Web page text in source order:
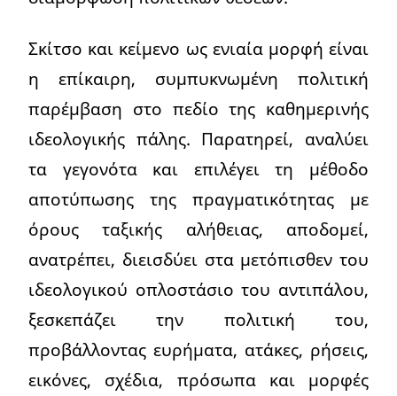
Σκίτσο και κείμενο ως ενιαία μορφή είναι
η επίκαιρη, συμπυκνωμένη πολιτική
παρέμβαση στο πεδίο της καθημερινής
ιδεολογικής πάλης. Παρατηρεί, αναλύει
τα γεγονότα και επιλέγει τη μέθοδο
αποτύπωσης της πραγματικότητας με
όρους ταξικής αλήθειας, αποδομεί,
ανατρέπει, διεισδύει στα μετόπισθεν του
ιδεολογικού οπλοστάσιο του αντιπάλου,
ξεσκεπάζει την πολιτική του,
προβάλλοντας ευρήματα, ατάκες, ρήσεις,
εικόνες, σχέδια, πρόσωπα και μορφές